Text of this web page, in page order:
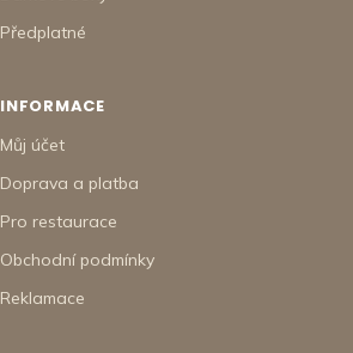
Předplatné
INFORMACE
Můj účet
Doprava a platba
Pro restaurace
Obchodní podmínky
Reklamace